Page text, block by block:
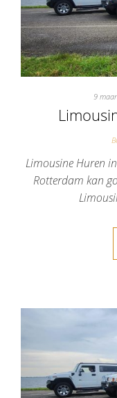
9
Limousine Huren
Rotterdam kan